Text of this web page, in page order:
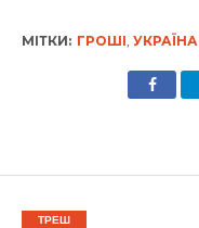
МІТКИ: ГРОШІ, УКРАЇНА
ТРЕШ